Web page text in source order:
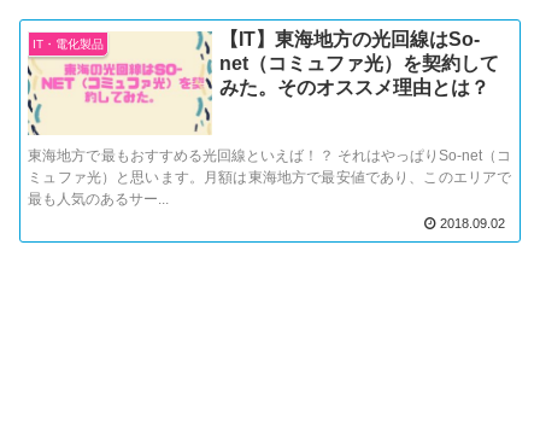
IT・電化製品
【IT】東海地方の光回線はSo-
net（コミュファ光）を契約して
みた。そのオススメ理由とは？
東海地方で最もおすすめる光回線といえば！？ それはやっぱりSo-net（コ
ミュファ光）と思います。月額は東海地方で最安値であり、このエリアで
最も人気のあるサー...
2018.09.02